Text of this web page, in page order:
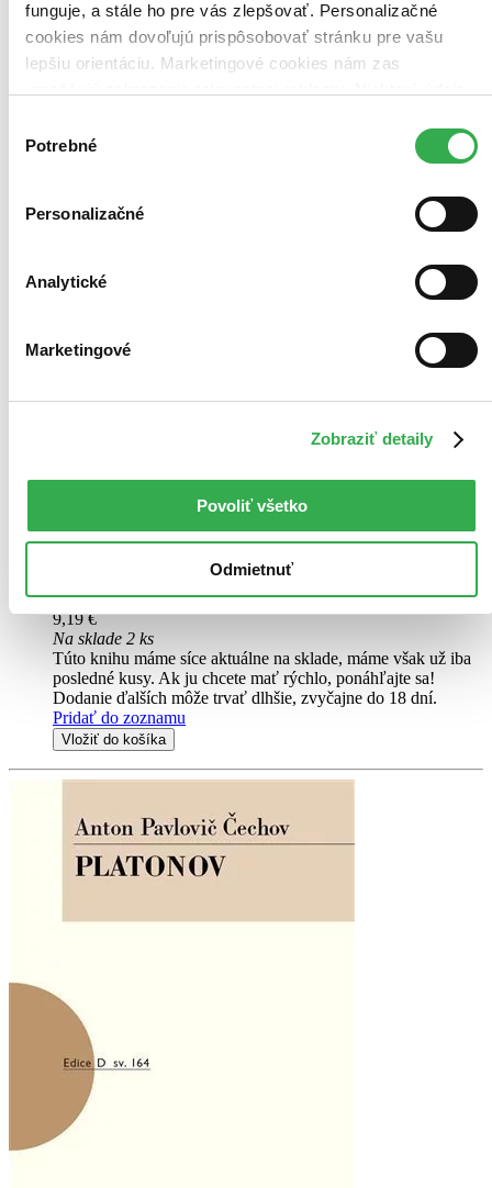
funguje, a stále ho pre vás zlepšovať. Personalizačné
cookies nám dovoľujú prispôsobovať stránku pre vašu
lepšiu orientáciu. Marketingové cookies nám zas
keby sme mohli používať všetky tieto cookies. Ďakujeme!
súhlasu
Potrebné
Personalizačné
Analytické
Marketingové
Zobraziť detaily
Povoliť všetko
Odmietnuť
Ivanov
První velké Čechovovo drama, které se objevilo na scéně, upoutá
za sebou. Kam směřuje jeho upadající život, jeho nešťastné
manželství, jeho dluhy či jeho...
Knihabrožovaná väzba
9,19 €
Na sklade 2 ks
Túto knihu máme síce aktuálne na sklade, máme však už iba
posledné kusy. Ak ju chcete mať rýchlo, ponáhľajte sa!
Dodanie ďalších môže trvať dlhšie, zvyčajne do 18 dní.
Pridať do zoznamu
Vložiť do košíka